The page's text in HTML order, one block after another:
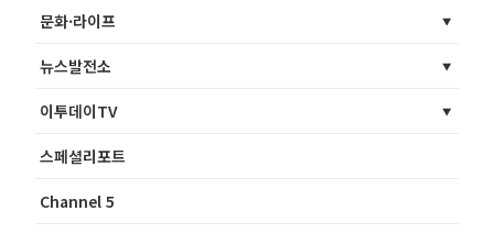
문화·라이프
뉴스발전소
이투데이TV
스페셜리포트
Channel 5